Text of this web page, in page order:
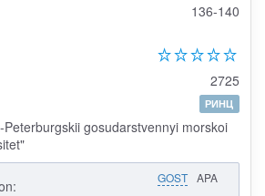
136-140
2725
РИНЦ
Peterburgskii gosudarstvennyi morskoi
GOST APA